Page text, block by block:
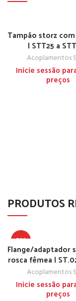
Tampão storz
| STT25 a
Acoplamentos
Inicie sessão
preços
PRODUTOS
TOP
Flange/adaptador
rosca fêmea |
Acoplamentos
Inicie sessão
preços